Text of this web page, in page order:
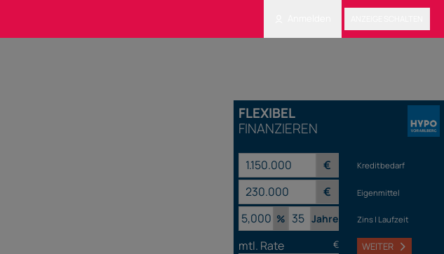
FLEXIBEL
FINANZIEREN
€ Kreditbedarf
€ Eigenmittel
% Jahre Zins | Laufzeit
mtl. Rate € WEITER